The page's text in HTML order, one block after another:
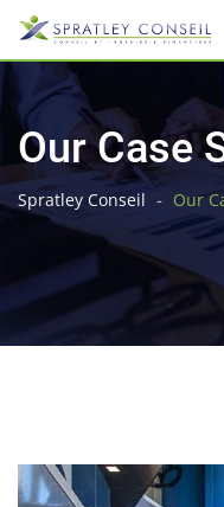
Skip
Our Case
Spratley Conseil - Our